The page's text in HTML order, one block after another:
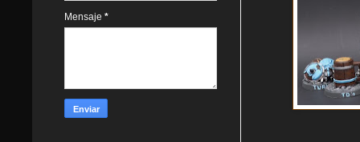
Mensaje *